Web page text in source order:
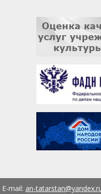
E-mail: an-